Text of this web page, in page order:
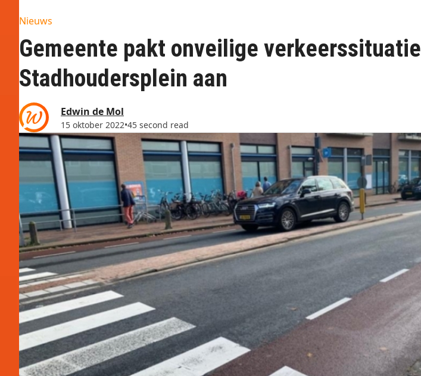
Nieuws
Gemeente pakt onveilige verkeerssituatie
Stadhoudersplein aan
Edwin de Mol
15 oktober 2022•45 second read